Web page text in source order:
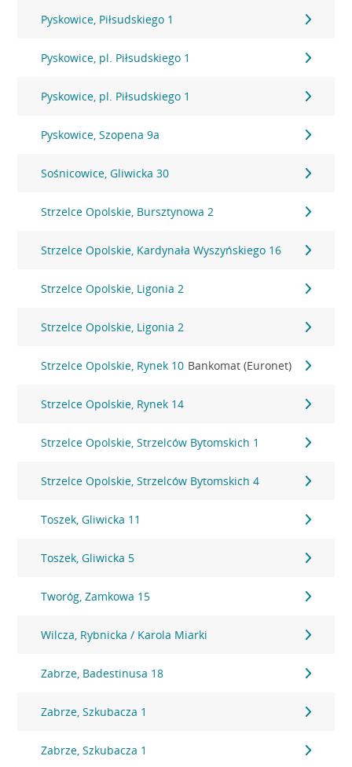
Pyskowice, Piłsudskiego 1
Pyskowice, pl. Piłsudskiego 1
Pyskowice, pl. Piłsudskiego 1
Pyskowice, Szopena 9a
Sośnicowice, Gliwicka 30
Strzelce Opolskie, Bursztynowa 2
Strzelce Opolskie, Kardynała Wyszyńskiego 16
Strzelce Opolskie, Ligonia 2
Strzelce Opolskie, Ligonia 2
Strzelce Opolskie, Rynek 10 Bankomat (Euronet)
Strzelce Opolskie, Rynek 14
Strzelce Opolskie, Strzelców Bytomskich 1
Strzelce Opolskie, Strzelców Bytomskich 4
Toszek, Gliwicka 11
Toszek, Gliwicka 5
Tworóg, Zamkowa 15
Wilcza, Rybnicka / Karola Miarki
Zabrze, Badestinusa 18
Zabrze, Szkubacza 1
Zabrze, Szkubacza 1